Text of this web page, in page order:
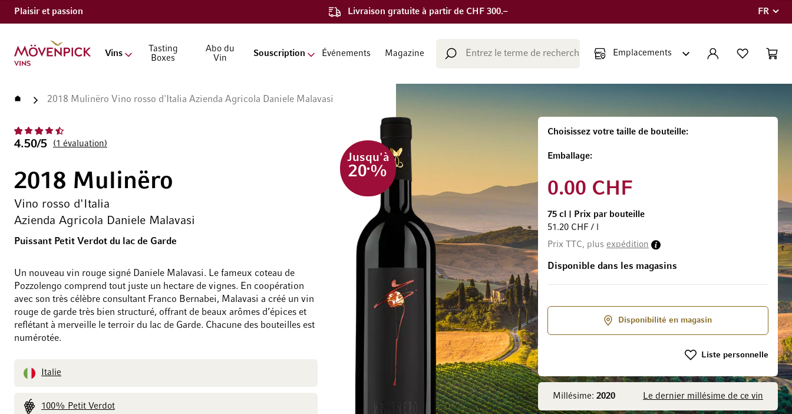
Plaisir et passion Livraison gratuite à partir de CHF 300.–
Langue
FR
Aller à la page d'accueil
Vins
Tasting
Boxes
Abo du
Vin
Souscription Événements Magazine
Chercher COMPTE LISTE
PANIER
Accueil 2018 Mulinëro Vino rosso d'Italia Azienda Agricola Daniele Malavasi
4.50/5 1 évaluation
Jusqu'à
20%
2018 Mulinëro
Vino rosso d'Italia
Azienda Agricola Daniele Malavasi
Puissant Petit Verdot du lac de Garde
Un nouveau vin rouge signé Daniele Malavasi. Le fameux coteau de
Pozzolengo comprend tout juste un hectare de vignes. En coopération
avec son très célèbre consultant Franco Bernabei, Malavasi a créé un vin
rouge de garde très bien structuré, offrant de beaux arômes d’épices et
reflétant à merveille le terroir du lac de Garde. Chacune des bouteilles est
numérotée.
Italie
100% Petit Verdot
Millésime: 2020 Le dernier millésime de ce vin
Choisissez votre taille de bouteille
Emballage
0.00 CHF
75 cl
Prix par bouteille
51.20 CHF / l
Prix TTC, plus expédition
Disponible dans les magasins
Disponibilité en magasin
Liste personnelle
Passer à la fin de la galerie d’imagesPasser au début de la Galerie d’images